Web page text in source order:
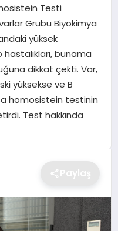
Testi
Grubu Biyokimya
yüksek
bunama
dikkat çekti. Var,
yüksekse ve B
homosistein testinin
Test hakkında
Paylaş